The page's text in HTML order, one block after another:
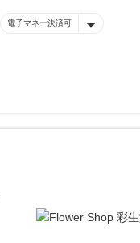
電子マネー決済可